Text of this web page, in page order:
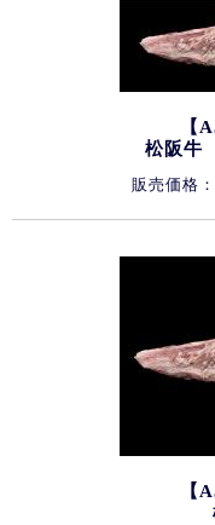
【
松阪牛
販売価格：
【